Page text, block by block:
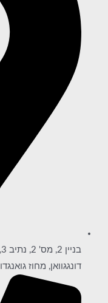
דונגגוואן, מחוז